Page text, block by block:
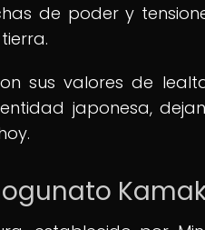
de poder y
sus valores de
japonesa,